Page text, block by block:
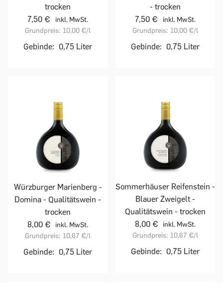
trocken
7,50 €
inkl. MwSt.
Grundpreis: 10,00 €/l
Gebinde: 0,75 Liter
- trocken
7,50 €
inkl. MwSt.
Grundpreis: 10,00 €/l
Gebinde: 0,75 Liter
Würzburger Marienberg -
Domina - Qualitätswein -
trocken
8,00 €
inkl. MwSt.
Grundpreis: 10,67 €/l
Gebinde: 0,75 Liter
Sommerhäuser Reifenstein -
Blauer Zweigelt -
Qualitätswein - trocken
8,00 €
inkl. MwSt.
Grundpreis: 10,67 €/l
Gebinde: 0,75 Liter